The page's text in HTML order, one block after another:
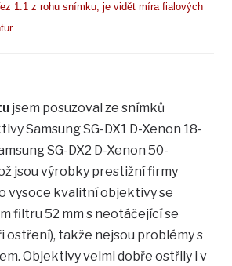
1:1 z rohu snímku, je vidět míra fialových
jsem posuzoval ze snímků
Samsung SG-DX1 D-Xenon 18-
SG-DX2 D-Xenon 50-
jsou výrobky prestižní firmy
vysoce kvalitní objektivy se
filtru 52 mm s neotáčející se
ostření), takže nejsou problémy s
Objektivy velmi dobře ostřily i v